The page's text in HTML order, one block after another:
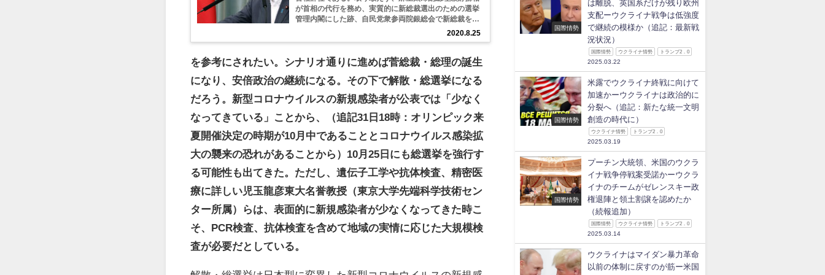
2020.8.25
が首相の代行を務め、実質的に新総裁選出のための選挙
管理内閣にした跡、自民党衆参両院銀総会で新総裁を選
出、菅義偉官房長官を新総裁に選出、コロナ禍対策のた
を参考にされたい。シナリオ通りに進めば菅総裁・総理の誕生
になり、安倍政治の継続になる。その下で解散・総選挙になる
だろう。新型コロナウイルスの新規感染者が公表では「少なく
なってきている」ことから、（追記31日18時：オリンピック来
夏開催決定の時期が10月中であることとコロナウイルス感染拡
大の襲来の恐れがあることから）10月25日にも総選挙を強行す
る可能性も出てきた。ただし、遺伝子工学や抗体検査、精密医
療に詳しい児玉龍彦東大名誉教授（東京大学先端科学技術セン
ター所属）らは、表面的に新規感染者が少なくなってきた時こ
そ、PCR検査、抗体検査を含めて地域の実情に応じた大規模検
査が必要だとしている。
国際情勢
は離脱、英国系だけが残り欧州
支配ーウクライナ戦争は低強度
で継続の模様か（追記：最新戦
況状況）
国際情勢 ウクライナ情勢 トランプ2．0
2025.03.22
国際情勢
米露でウクライナ終戦に向けて
加速かーウクライナは政治的に
分裂へ（追記：新たな統一文明
創造の時代に）
ウクライナ情勢 トランプ2．0
2025.03.19
国際情勢
プーチン大統領、米国のウクラ
イナ戦争停戦案受諾かーウクラ
イナのチームがゼレンスキー政
権退陣と領土割譲を認めたか
（続報追加）
国際情勢 ウクライナ情勢 トランプ2．0
2025.03.14
ウクライナはマイダン暴力革命
以前の体制に戻すのが筋ー米国